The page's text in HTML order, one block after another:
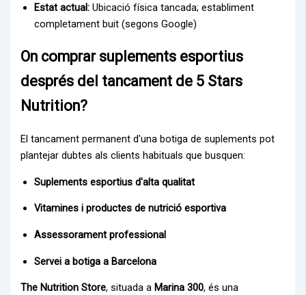
Estat actual: Ubicació física tancada; establiment
completament buit (segons Google)
On comprar suplements esportius
després del tancament de 5 Stars
Nutrition?
El tancament permanent d'una botiga de suplements pot
plantejar dubtes als clients habituals que busquen:
Suplements esportius d'alta qualitat
Vitamines i productes de nutrició esportiva
Assessorament professional
Servei a botiga a Barcelona
The Nutrition Store, situada aMarina 300, és una